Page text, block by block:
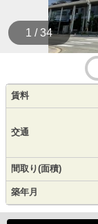
1 / 34
賃料
交通
間取り(面積)
築年月